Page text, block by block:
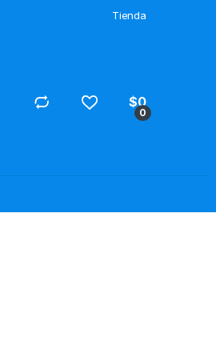
Tienda
0
$0